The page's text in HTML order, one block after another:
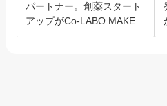
パートナー。創薬スタート
アップがCo-LABO MAKER
を選んだ理由。